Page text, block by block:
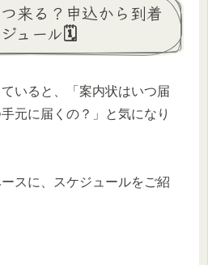
来る？申込から到着
ュール🗓️
いると、「案内状はいつ届
元に届くの？」と気になり
スに、スケジュールをご紹